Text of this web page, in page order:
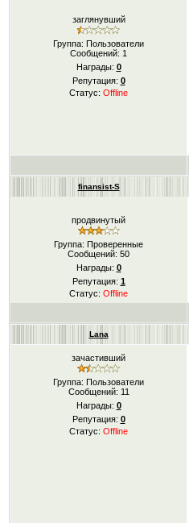
заглянувший
Группа: Пользователи
Сообщений: 1
Награды: 0
Репутация: 0
Статус: Offline
finansist-S
продвинутый
Группа: Проверенные
Сообщений: 50
Награды: 0
Репутация: 1
Статус: Offline
Lana
зачастивший
Группа: Пользователи
Сообщений: 11
Награды: 0
Репутация: 0
Статус: Offline